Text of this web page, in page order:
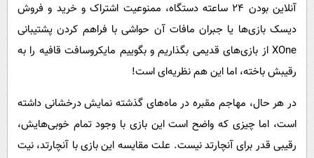
آنلاین بودن 24 ساعته دستگاه، ممنوعیت اشتراک و خرید و فروش
دیسک بازی‌ها یا جبران مافات آن حواشی با فراهم کردن پشتیبانی
XOne از بازی‌های قدیمی بگذاریم و بگوییم مایکروسافت قافیه را به
رقیبش باخته، اما این هم نظریه‌ای است!
در هر حال، مهاجم مقبره در ماه‌های گذشته نمایش درخشانی داشته
است، اما چیزی که واضح است این بازی با وجود تمام خوبی‌هایش،
رقیبی قدر برای آنچارتد نیست. علت مقایسه این بازی با آنچارتد، نیت